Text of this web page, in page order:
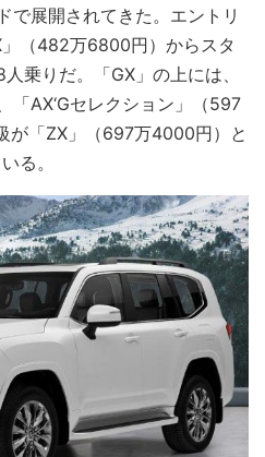
で展開されてきた。エントリ
（482万6800円）からスタ
乗りだ。「GX」の上には、
「AX‘Gセレクション」（597
が「ZX」（697万4000円）と
る。